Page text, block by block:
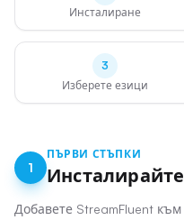
Инсталиране
3
Изберете езици
1
ПЪРВИ СТЪПКИ
Добавете StreamFluent